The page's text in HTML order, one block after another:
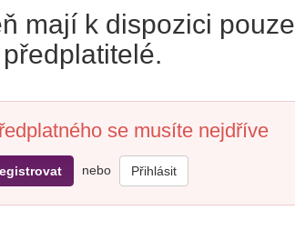
mají k dispozici pouze
předplatitelé.
se musíte nejdříve
nebo Přihlásit